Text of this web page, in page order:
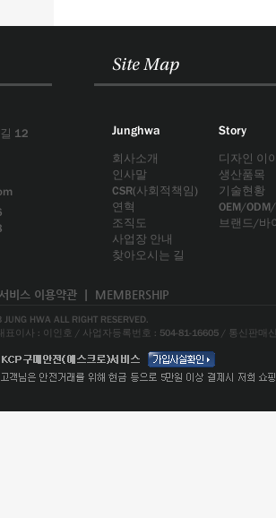
12
Site Map
Junghwa
회사소개
인사말
CSR(사회적책임)
연혁
조직도
사업장 안내
찾아오시는 길
Story
디자인 이
생산품목
기술현황
OEM/
브랜드/바
서비스 이용약관 MEMBERSHIP
HWA ALL RIGHT RESERVED.
표이사 : 이인호 / 사업자등록번호 : 504-81-16605 / 통신판매